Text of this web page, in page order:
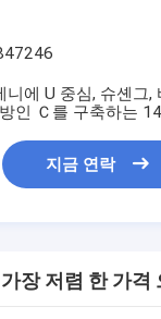
니에 U 중심, 슈셴그,
인 Ｃ를 구축하는
지금 연락
가장 저렴 한 가격